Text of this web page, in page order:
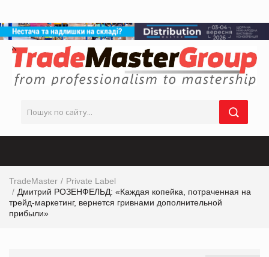
TradeMaster
Private Label
Дмитрий РОЗЕНФЕЛЬД: «Каждая копейка, потраченная на
трейд-маркетинг, вернется гривнами дополнительной
прибыли»